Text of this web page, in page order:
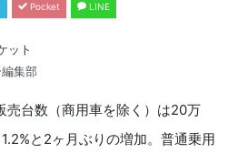
Pocket LINE
ット
集部
売台数（商用車を除く）は20万
と2ヶ月ぶりの増加。普通乗用